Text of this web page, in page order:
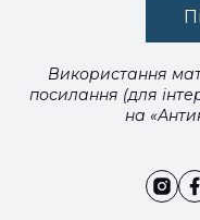
Використання
посилання (для
на